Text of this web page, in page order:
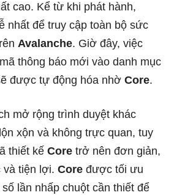
cao. Kể từ khi phát hành,
nhất để truy cập toàn bộ sức
Avalanche. Giờ đây, việc
thông báo mới vào danh mục
được tự động hóa nhờ Core.
mở rộng trình duyệt khác
xộn và không trực quan, tuy
thiết kế Core trở nên đơn giản,
và tiện lợi. Core được tối ưu
lần nhấp chuột cần thiết để